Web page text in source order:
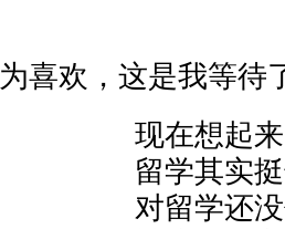
喜欢，这是我等待
现在想起
留学其实
对留学还